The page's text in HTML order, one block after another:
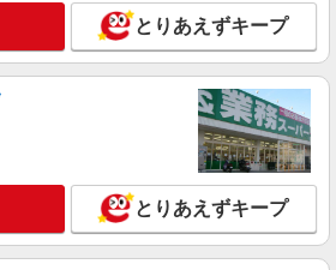
部
ムの検査・カット
円 ＊月収例：267,375円 （実働
日+残業10Hの場合） ＊週払いOK（規定
城県つくばみらい市南字須賀 ＊変更の範
詳細を見る
とりあえずキープ
とりあえずキープ